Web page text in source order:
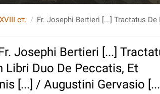
ст.
Josephi Bertieri [...]
Libri Duo De Peccatis, Et
[...] / Augustini Gervasio